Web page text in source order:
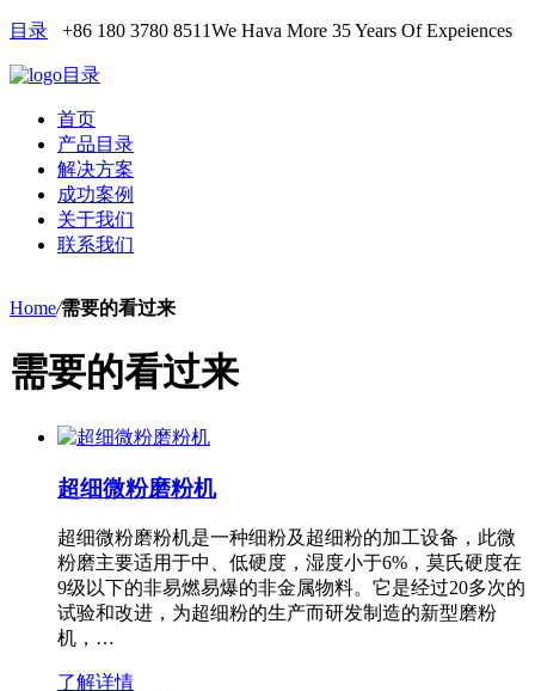
目录 +86 180 3780 8511We Hava More 35 Years Of Expeiences
目录
首页
产品目录
解决方案
成功案例
关于我们
联系我们
Home/需要的看过来
需要的看过来
超细微粉磨粉机
超细微粉磨粉机是一种细粉及超细粉的加工设备，此微
粉磨主要适用于中、低硬度，湿度小于6%，莫氏硬度在
9级以下的非易燃易爆的非金属物料。它是经过20多次的
试验和改进，为超细粉的生产而研发制造的新型磨粉
机，…
了解详情